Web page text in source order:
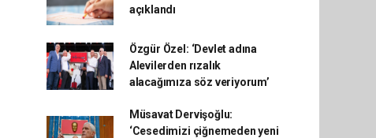
açıklandı
Özgür Özel: ‘Devlet adına
Alevilerden rızalık
alacağımıza söz veriyorum’
Müsavat Dervişoğlu:
‘Cesedimizi çiğnemeden yeni